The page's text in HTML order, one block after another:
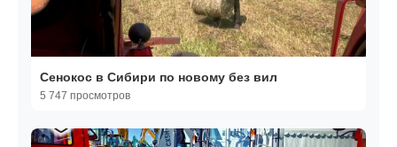
Сенокос в Сибири по новому без вил
5 747 просмотров